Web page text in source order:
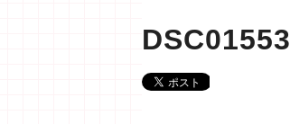
DSC01553